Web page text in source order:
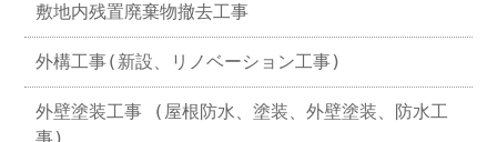
敷地内残置廃棄物撤去工事
外構工事(新設、リノベーション工事)
外壁塗装工事 (屋根防水、塗装、外壁塗装、防水工